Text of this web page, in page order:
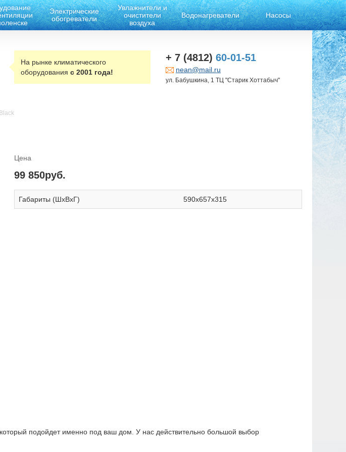
Электрические
обогреватели
Увлажнители и
очистители
воздуха
Водонагреватели Насосы
На рынке климатического
оборудования с 2001 года!
+ 7 (4812) 60-01-51
nean@mail.ru
ул. Бабушкина, 1 ТЦ "Старик Хоттабыч"
Цена
99 850руб.
Габариты (ШxВxГ) 590х657х315
подойдет именно под ваш дом. У нас действительно большой выбор